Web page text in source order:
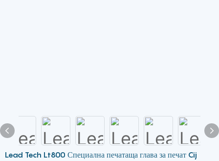
Lead Tech Lt800 Специална печатаща глава за печат Cij